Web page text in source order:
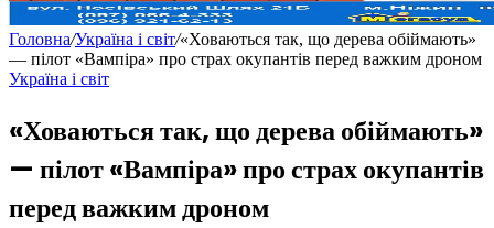
Головна/Україна і світ/«Ховаються так, що дерева обіймають»
— пілот «Вампіра» про страх окупантів перед важким дроном
Україна і світ
«Ховаються так, що дерева обіймають»
— пілот «Вампіра» про страх окупантів
перед важким дроном